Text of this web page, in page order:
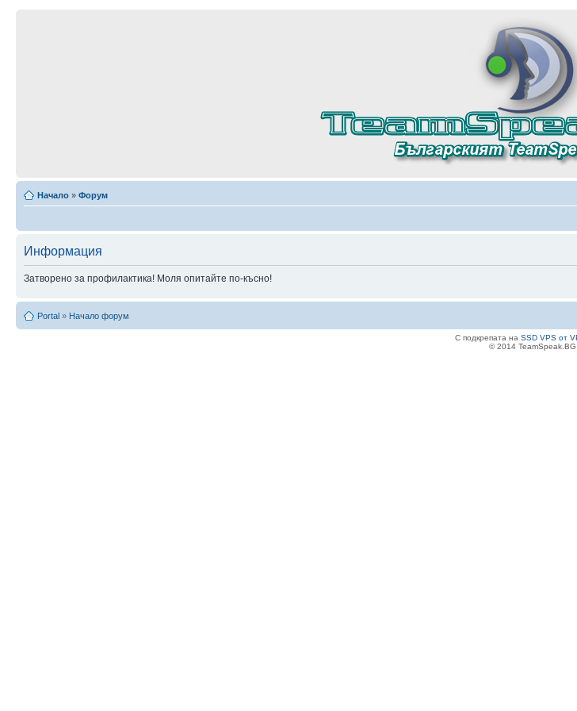
Начало » Форум
Информация
Затворено за профилактика! Моля опитайте по-късно!
Portal » Начало форум
С подкрепата на SSD VPS от
© 2014 TeamSpeak.BG